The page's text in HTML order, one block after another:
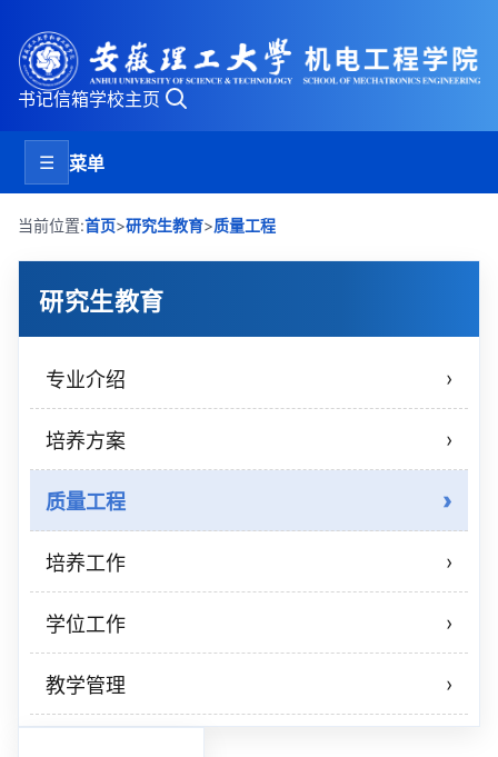
书记信箱学校主页
☰ 菜单
当前位置:首页>研究生教育>质量工程
研究生教育
专业介绍 ›
培养方案 ›
质量工程
培养工作 ›
学位工作 ›
教学管理 ›